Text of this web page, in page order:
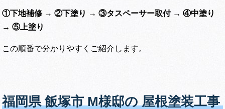
①下地補修 → ②下塗り → ③タスペーサー取付 → ④中塗り
→ ⑤上塗り
この順番で分かりやすくご紹介します。
福岡県 飯塚市 M様邸の 屋根塗装工事